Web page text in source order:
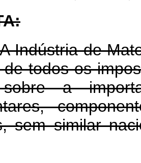
Indústria de
todos os
a
sem similar